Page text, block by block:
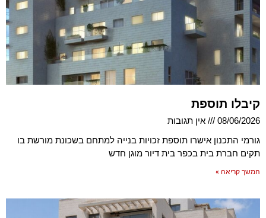
קיבלו תוספת
08/06/2026
אין תגובות
גורמי התכנון אישרו תוספת זכויות בנייה למתחם בשכונת מורשת בו
תקים חברת בית בכפר בית דיור מוגן חדש
המשך קריאה »